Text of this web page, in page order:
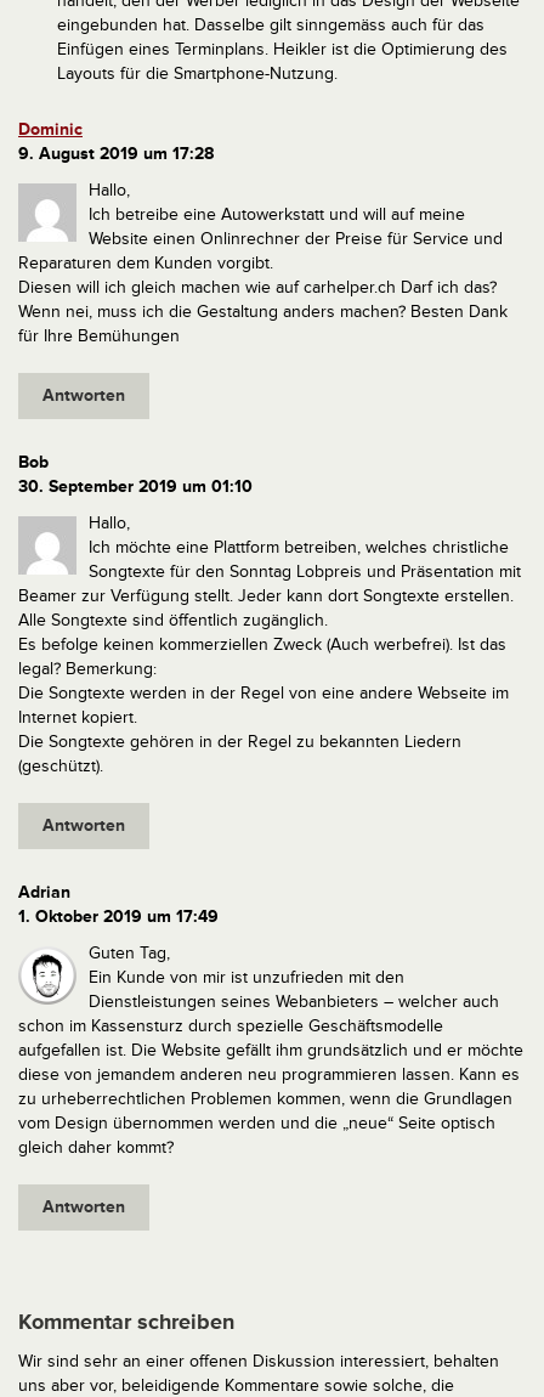
eingebunden hat. Dasselbe gilt sinngemäss auch für das
Einfügen eines Terminplans. Heikler ist die Optimierung des
Layouts für die Smartphone-Nutzung.
Dominic
9. August 2019 um 17:28
Hallo,
Ich betreibe eine Autowerkstatt und will auf meine
Website einen Onlinrechner der Preise für Service und
Reparaturen dem Kunden vorgibt.
Diesen will ich gleich machen wie auf carhelper.ch Darf ich das?
Wenn nei, muss ich die Gestaltung anders machen? Besten Dank
für Ihre Bemühungen
Antworten
Bob
30. September 2019 um 01:10
Hallo,
Ich möchte eine Plattform betreiben, welches christliche
Songtexte für den Sonntag Lobpreis und Präsentation mit
Beamer zur Verfügung stellt. Jeder kann dort Songtexte erstellen.
Alle Songtexte sind öffentlich zugänglich.
Es befolge keinen kommerziellen Zweck (Auch werbefrei). Ist das
legal? Bemerkung:
Die Songtexte werden in der Regel von eine andere Webseite im
Internet kopiert.
Die Songtexte gehören in der Regel zu bekannten Liedern
(geschützt).
Antworten
Adrian
1. Oktober 2019 um 17:49
Guten Tag,
Ein Kunde von mir ist unzufrieden mit den
Dienstleistungen seines Webanbieters – welcher auch
schon im Kassensturz durch spezielle Geschäftsmodelle
aufgefallen ist. Die Website gefällt ihm grundsätzlich und er möchte
diese von jemandem anderen neu programmieren lassen. Kann es
zu urheberrechtlichen Problemen kommen, wenn die Grundlagen
vom Design übernommen werden und die „neue“ Seite optisch
gleich daher kommt?
Antworten
Kommentar schreiben
Wir sind sehr an einer offenen Diskussion interessiert, behalten
uns aber vor, beleidigende Kommentare sowie solche, die